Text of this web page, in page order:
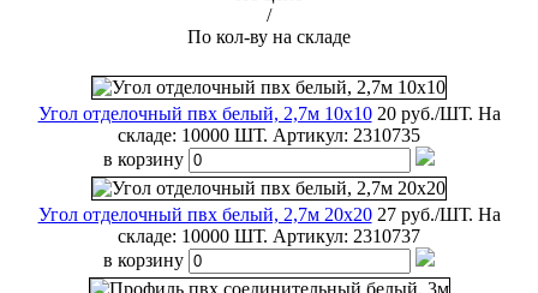
/
По кол-ву на складе
Угол отделочный пвх белый, 2,7м 10х10 20 руб./ШТ. На
складе: 10000 ШТ. Артикул: 2310735
в корзину
Угол отделочный пвх белый, 2,7м 20х20 27 руб./ШТ. На
складе: 10000 ШТ. Артикул: 2310737
в корзину